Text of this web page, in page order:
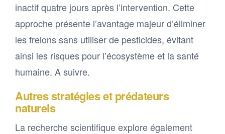
inactif quatre jours après l’intervention. Cette
approche présente l’avantage majeur d’éliminer
les frelons sans utiliser de pesticides, évitant
ainsi les risques pour l’écosystème et la santé
humaine. A suivre.
Autres stratégies et prédateurs
naturels
La recherche scientifique explore également